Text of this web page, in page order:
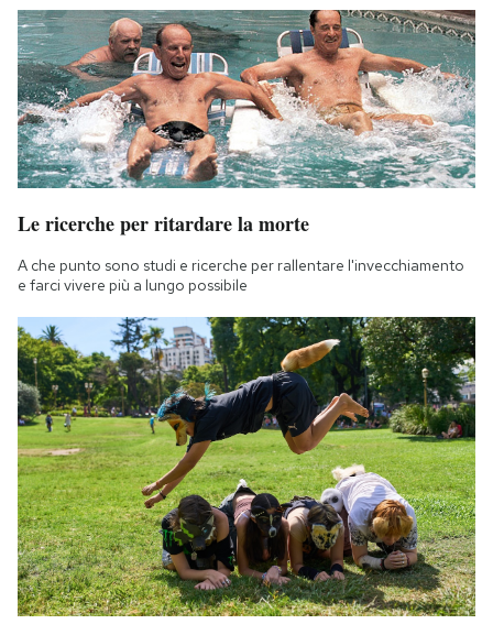
Le ricerche per ritardare la morte
A che punto sono studi e ricerche per rallentare l'invecchiamento
e farci vivere più a lungo possibile